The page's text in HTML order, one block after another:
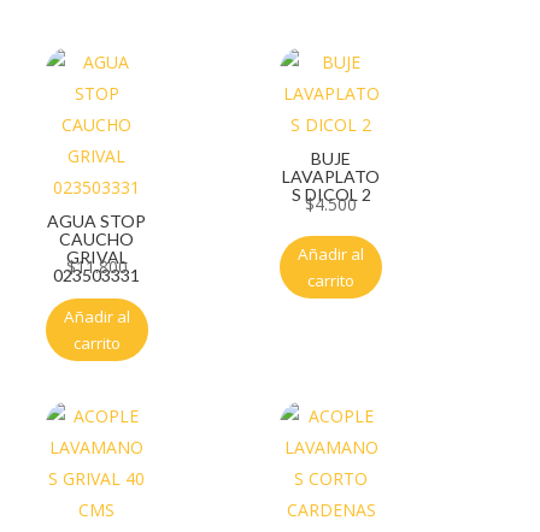
AGUA STOP
CAUCHO
GRIVAL
023503331
$11.800
Añadir al
carrito
BUJE
LAVAPLATO
S DICOL 2
$4.500
Añadir al
carrito